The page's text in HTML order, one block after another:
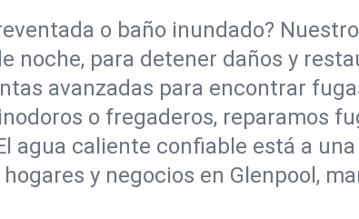
o baño inundado?
noche, para detener daños y
avanzadas para encontrar
o fregaderos, reparamos
agua caliente confiable está a
y negocios en Glenpool,